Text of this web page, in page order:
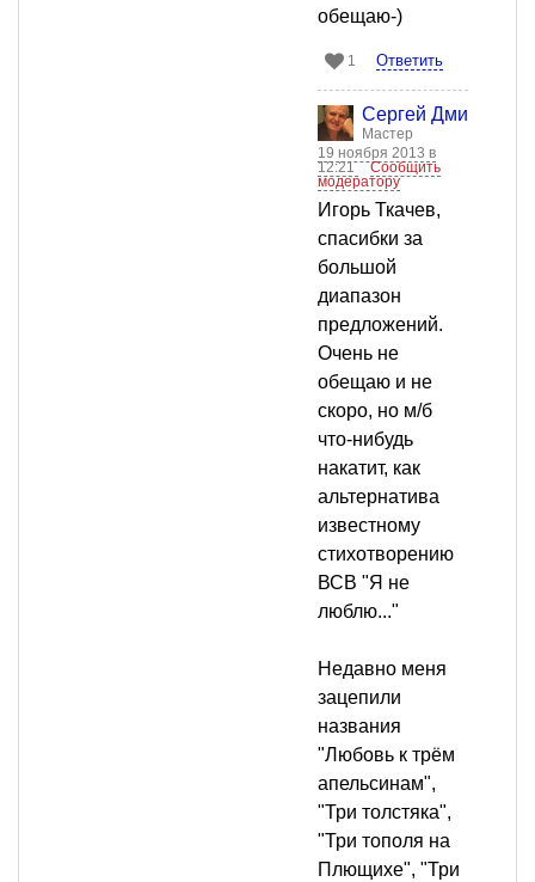
обещаю-)
1 Ответить
Сергей Дмитриев
Мастер
19 ноября 2013 в
12:21
Сообщить
модератору
Игорь Ткачев,
спасибки за
большой
диапазон
предложений.
Очень не
обещаю и не
скоро, но м/б
что-нибудь
накатит, как
альтернатива
известному
стихотворению
ВСВ "Я не
люблю..."
Недавно меня
зацепили
названия
"Любовь к трём
апельсинам",
"Три толстяка",
"Три тополя на
Плющихе", "Три